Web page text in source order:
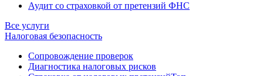
Аудит со страховкой от претензий ФНС
Все услуги
Налоговая безопасность
Сопровождение проверок
Диагностика налоговых рисков